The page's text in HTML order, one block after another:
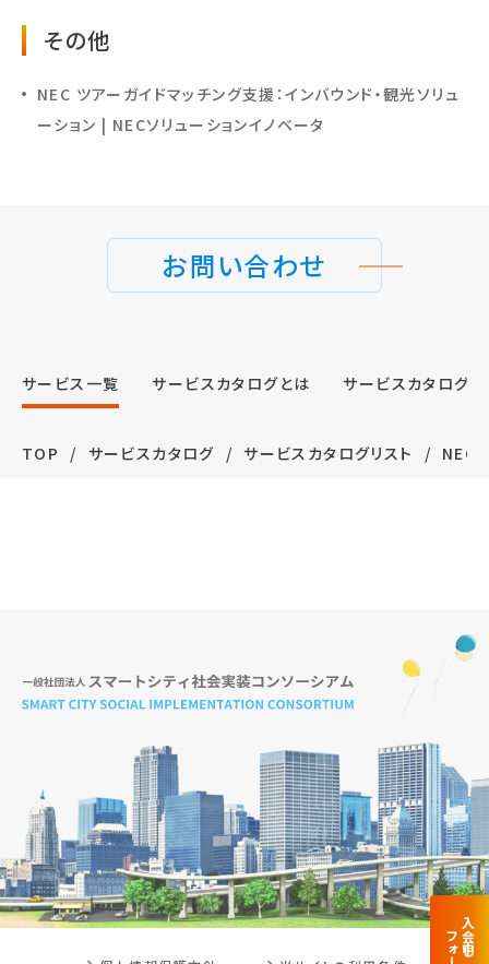
その他
NEC ツアーガイドマッチング支援：インバウンド・観光ソリュ
ーション | NECソリューションイノベータ
お問い合わせ
サービス⼀覧 サービスカタログとは サービスカタログ
TOP サービスカタログ サービスカタログリスト NEC